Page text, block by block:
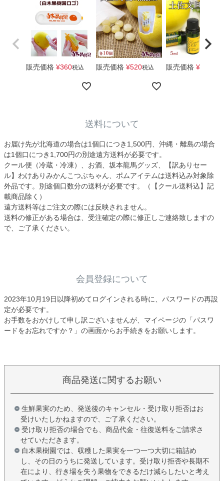
販売価格 ¥360税込 販売価格 ¥520税込 販売価格 ¥
送料について
お届け先が北海道の場合は1個口につき1,500円、沖縄・離島の場合
は1個口につき1,700円の別途遠方送料が必要です。
クール便（冷蔵・冷凍）、お酒、坂本龍馬グッズ、【訳ありセー
ル】わけありみかんこつぶちゃん、ポムアイテムは送料込み対象除
外品です。別途個口数分の送料が必要です。（【クール送料込】記
載商品除く）
遠方送料等はご注文の際には反映されません。
送料の修正がある場合は、受注確定の際に修正しご連絡致しますの
で、ご了承ください。
会員登録について
2023年10月19日以降初めてログインされる時に、パスワードの再設
定が必要です。
お手数をおかけして申し訳ございませんが、マイページの「パスワ
ードをお忘れですか？」の画面からお手続きをお願いします。
商品発送に関するお願い
生鮮果実のため、発送後のキャンセル・受け取り拒否はお
受けいたしかねますので、ご了承ください。
受け取り拒否の場合でも、商品代金・往復送料をご請求さ
せていただきます。
白木果樹園では、収穫した果実を一つ一つ大切に箱詰め
し、その日のうちに発送しています。受け取り拒否や長期不
在により、行き場を失う果物をできるだけ減らしたいと考え